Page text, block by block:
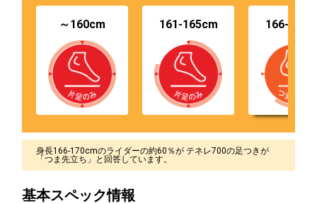
～160cm 161-165cm 166-
身長166-170cmのライダーの約60％が テネレ700の足つきが
「つま先立ち」と回答しています。
基本スペック情報